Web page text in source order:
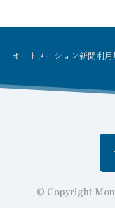
オートメーション新聞利用
© Copyright